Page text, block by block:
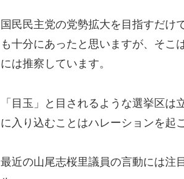
国民民主党の党勢拡大を目指すだけ
も十分にあったと思いますが、そこ
には推察しています。
「目玉」と目されるような選挙区
に入り込むことはハレーションを起
最近の山尾志桜里議員の言動には注